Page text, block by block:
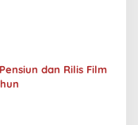
dan Rilis Film